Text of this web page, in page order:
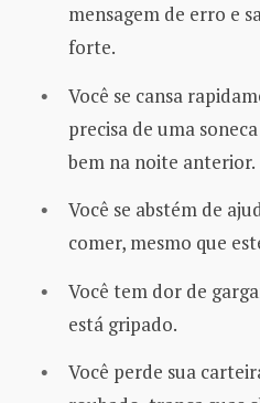
mensagem de erro e
forte.
Você se cansa
precisa de uma
bem na noite anterior.
Você se abstém de
comer, mesmo que
Você tem dor de
está gripado.
Você perde sua